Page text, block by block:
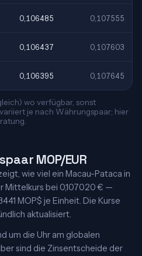
0,106485 0,107555
0,106437 0,107603
0,106395 0,107645
wo verfügbar, sonst
je nach Währungspaar; hier
MOP/EUR
wie viel ein Macau-Pataca in
Mittelkurs bei 0,107020 € —
MOP$ je Einheit. Die Kurse
aktualisiert.
um die Uhr am globalen
sind die Zinsentscheide der